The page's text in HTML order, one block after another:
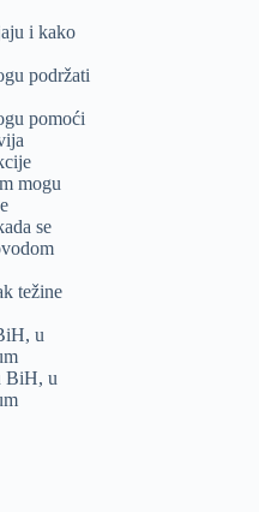
i kako
podržati
pomoći
mogu
se
težine
u
BiH, u